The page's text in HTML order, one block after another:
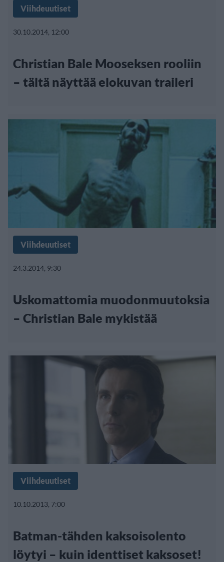
Viihdeuutiset
30.10.2014, 12:00
Christian Bale Mooseksen rooliin
– tältä näyttää elokuvan traileri
Viihdeuutiset
24.3.2014, 9:30
Uskomattomia muodonmuutoksia
– Christian Bale mykistää
Viihdeuutiset
10.10.2013, 7:00
Batman-tähden kaksoisolento
löytyi – kuin identtiset kaksoset!